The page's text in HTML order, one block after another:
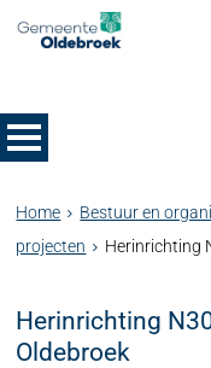
Home Bestuur en
projecten
Herinrichting
Herinrichting
Oldebroek